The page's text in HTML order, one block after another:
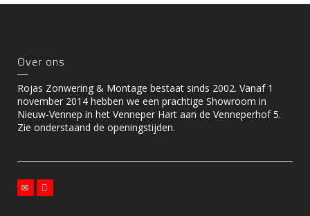
Over ons
Rojas Zonwering & Montage bestaat sinds 2002. Vanaf 1
november 2014 hebben we een prachtige Showroom in
Nieuw-Vennep in het Venneper Hart aan de Venneperhof 5.
Zie onderstaand de openingstijden.